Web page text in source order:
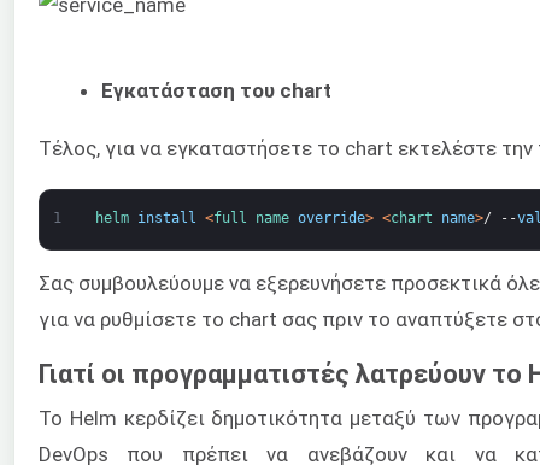
Εγκατάσταση του chart
Τέλος, για να εγκαταστήσετε το chart εκτελέστε
1 helm install <full name override> <chart name>/ --
Σας συμβουλεύουμε να εξερευνήσετε προσεκτικά
για να ρυθμίσετε το chart σας πριν το αναπτύξετε
Γιατί οι προγραμματιστές λατρεύουν το
Το Helm κερδίζει δημοτικότητα μεταξύ των
DevOps που πρέπει να ανεβάζουν και να